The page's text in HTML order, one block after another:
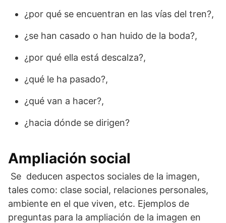
¿por qué se encuentran en las vías del tren?,
¿se han casado o han huido de la boda?,
¿por qué ella está descalza?,
¿qué le ha pasado?,
¿qué van a hacer?,
¿hacia dónde se dirigen?
Ampliación social
Se deducen aspectos sociales de la imagen,
tales como: clase social, relaciones personales,
ambiente en el que viven, etc. Ejemplos de
preguntas para la ampliación de la imagen en